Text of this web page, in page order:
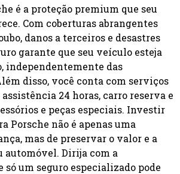
é a proteção premium que seu
Com coberturas abrangentes
danos a terceiros e desastres
garante que seu veículo esteja
independentemente das
disso, você conta com serviços
24 horas, carro reserva e
e peças especiais. Investir
Porsche não é apenas uma
mas de preservar o valor e a
automóvel. Dirija com a
um seguro especializado pode